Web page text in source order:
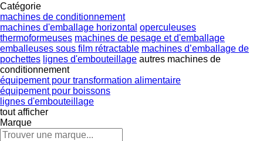
Catégorie
machines de conditionnement
machines d'emballage horizontal operculeuses
thermoformeuses machines de pesage et d'emballage
emballeuses sous film rétractable machines d’emballage de
pochettes lignes d'embouteillage autres machines de
conditionnement
équipement pour transformation alimentaire
équipement pour boissons
lignes d'embouteillage
tout afficher
Marque